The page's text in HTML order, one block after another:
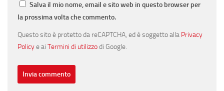
Salva il mio nome, email e sito web in questo browser per
la prossima volta che commento.
Questo sito è protetto da reCAPTCHA, ed è soggetto alla Privacy
Policye ai Termini di utilizzodi Google.